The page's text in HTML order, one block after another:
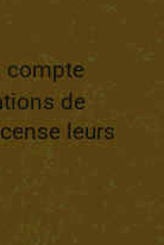
compte
de
leurs